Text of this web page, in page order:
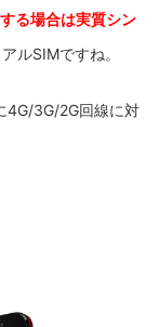
る場合は実質シン
ルSIMですね。
4G/3G/2G回線に対